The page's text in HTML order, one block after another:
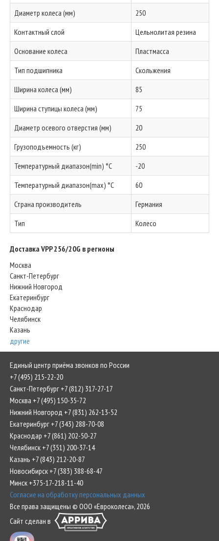
Диаметр колеса (мм)
250
Контактный слой
Цельнолитая резина
Основание колеса
Пластмасса
Тип подшипника
Скольжения
Ширина колеса (мм)
85
Ширина ступицы колеса (мм)
75
Диаметр осевого отверстия (мм)
20
Грузоподъемность (кг)
250
Температурный диапазон(min) °C
-20
Температурный диапазон(max) °C
60
Страна производитель
Германия
Тип
Колесо
Доставка VPP 256/20G в регионы
Москва
Санкт-Петербург
Нижний Новгород
Екатеринбург
Краснодар
Челябинск
Казань
другие
Единый центр приёма звонков по России
+7 (495) 215-22-20
Санкт-Петербург +7 (812) 317-27-17
Москва +7 (495) 150-35-72
Нижний Новгород +7 (831) 262-13-52
Екатеринбург +7 (343) 288-70-08
Краснодар +7 (861) 202-50-27
Челябинск +7 (351) 200-37-14
Казань +7 (843) 212-20-87
Новосибирск +7 (383) 388-68-47
Минск +375-17-218-11-40
Согласие на обработку персональных данных
Все права защищены © ООО «Евроколеса», 2026
Сайт сделан в